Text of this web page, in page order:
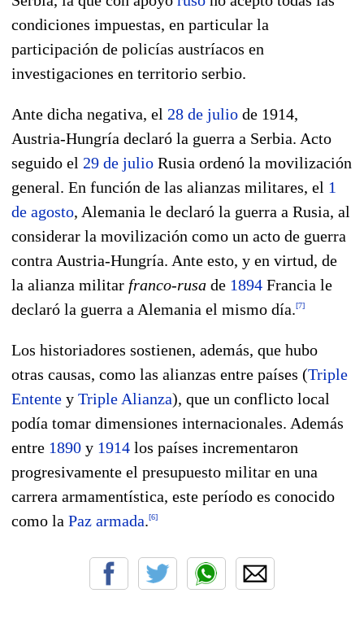
condiciones impuestas, en particular la
participación de policías austríacos en
investigaciones en territorio serbio.
Ante dicha negativa, el 28 de julio de 1914,
Austria-Hungría declaró la guerra a Serbia. Acto
seguido el 29 de julio Rusia ordenó la movilización
general. En función de las alianzas militares, el 1
de agosto, Alemania le declaró la guerra a Rusia, al
considerar la movilización como un acto de guerra
contra Austria-Hungría. Ante esto, y en virtud, de
la alianza militar franco-rusa de 1894 Francia le
declaró la guerra a Alemania el mismo día.[7]
Los historiadores sostienen, además, que hubo
otras causas, como las alianzas entre países (Triple
Entente y Triple Alianza), que un conflicto local
podía tomar dimensiones internacionales. Además
entre 1890 y 1914 los países incrementaron
progresivamente el presupuesto militar en una
carrera armamentística, este período es conocido
como la Paz armada.[6]